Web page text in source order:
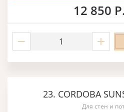
12 850
23. CORDOBA
Для стен и